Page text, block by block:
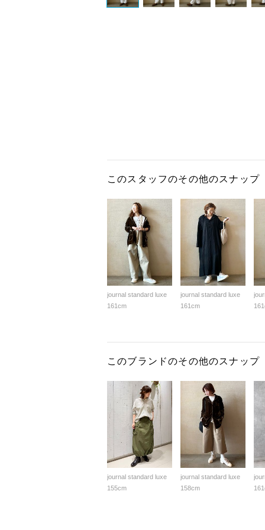
このスタッフのその他のスナップ
journal standard luxe
161cm
journal standard luxe
161cm
このブランドのその他のスナップ
journal standard luxe
155cm
journal standard luxe
158cm